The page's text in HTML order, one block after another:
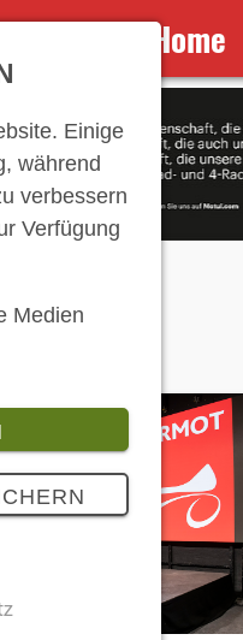
Home
Einige
während
verbessern
Verfügung
Medien